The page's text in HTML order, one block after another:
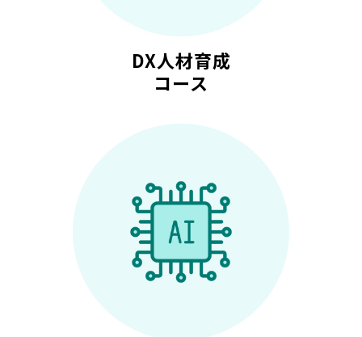
DX人材育成
コース